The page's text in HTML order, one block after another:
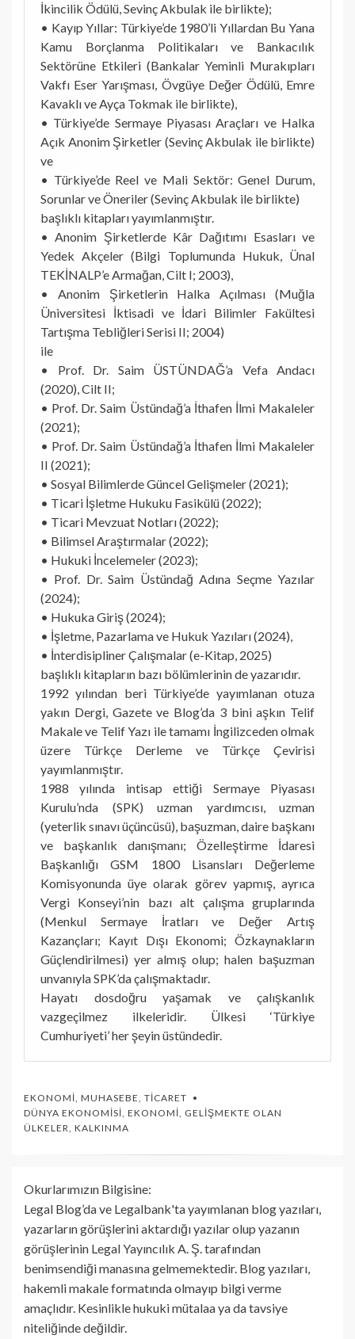
İkincilik Ödülü, Sevinç Akbulak ile birlikte);
• Kayıp Yıllar: Türkiye’de 1980’li Yıllardan Bu Yana
Kamu Borçlanma Politikaları ve Bankacılık
Sektörüne Etkileri (Bankalar Yeminli Murakıpları
Vakfı Eser Yarışması, Övgüye Değer Ödülü, Emre
Kavaklı ve Ayça Tokmak ile birlikte),
• Türkiye’de Sermaye Piyasası Araçları ve Halka
Açık Anonim Şirketler (Sevinç Akbulak ile birlikte)
ve
• Türkiye’de Reel ve Mali Sektör: Genel Durum,
Sorunlar ve Öneriler (Sevinç Akbulak ile birlikte)
başlıklı kitapları yayımlanmıştır.
• Anonim Şirketlerde Kâr Dağıtımı Esasları ve
Yedek Akçeler (Bilgi Toplumunda Hukuk, Ünal
TEKİNALP’e Armağan, Cilt I; 2003),
• Anonim Şirketlerin Halka Açılması (Muğla
Üniversitesi İktisadi ve İdari Bilimler Fakültesi
Tartışma Tebliğleri Serisi II; 2004)
ile
• Prof. Dr. Saim ÜSTÜNDAĞ’a Vefa Andacı
(2020), Cilt II;
• Prof. Dr. Saim Üstündağ’a İthafen İlmi Makaleler
(2021);
• Prof. Dr. Saim Üstündağ’a İthafen İlmi Makaleler
II (2021);
• Sosyal Bilimlerde Güncel Gelişmeler (2021);
• Ticari İşletme Hukuku Fasikülü (2022);
• Ticari Mevzuat Notları (2022);
• Bilimsel Araştırmalar (2022);
• Hukuki İncelemeler (2023);
• Prof. Dr. Saim Üstündağ Adına Seçme Yazılar
(2024);
• Hukuka Giriş (2024);
• İşletme, Pazarlama ve Hukuk Yazıları (2024),
• İnterdisipliner Çalışmalar (e-Kitap, 2025)
başlıklı kitapların bazı bölümlerinin de yazarıdır.
1992 yılından beri Türkiye’de yayımlanan otuza
yakın Dergi, Gazete ve Blog’da 3 bini aşkın Telif
Makale ve Telif Yazı ile tamamı İngilizceden olmak
üzere Türkçe Derleme ve Türkçe Çevirisi
yayımlanmıştır.
1988 yılında intisap ettiği Sermaye Piyasası
Kurulu’nda (SPK) uzman yardımcısı, uzman
(yeterlik sınavı üçüncüsü), başuzman, daire başkanı
ve başkanlık danışmanı; Özelleştirme İdaresi
Başkanlığı GSM 1800 Lisansları Değerleme
Komisyonunda üye olarak görev yapmış, ayrıca
Vergi Konseyi’nin bazı alt çalışma gruplarında
(Menkul Sermaye İratları ve Değer Artış
Kazançları; Kayıt Dışı Ekonomi; Özkaynakların
Güçlendirilmesi) yer almış olup; halen başuzman
unvanıyla SPK’da çalışmaktadır.
Hayatı dosdoğru yaşamak ve çalışkanlık
vazgeçilmez ilkeleridir. Ülkesi ‘Türkiye
Cumhuriyeti’ her şeyin üstündedir.
EKONOMI, MUHASEBE, TICARET
DÜNYA EKONOMISI, EKONOMI, GELIŞMEKTE OLAN
ÜLKELER, KALKINMA
Okurlarımızın Bilgisine:
Legal Blog’da ve Legalbank'ta yayımlanan blog yazıları,
yazarların görüşlerini aktardığı yazılar olup yazanın
görüşlerinin Legal Yayıncılık A. Ş. tarafından
benimsendiği manasına gelmemektedir. Blog yazıları,
hakemli makale formatında olmayıp bilgi verme
amaçlıdır. Kesinlikle hukuki mütalaa ya da tavsiye
niteliğinde değildir.